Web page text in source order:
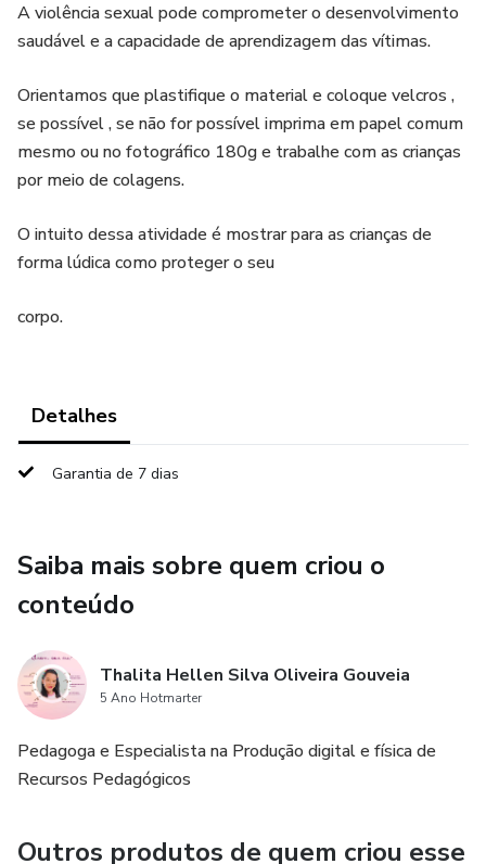
A violência sexual pode comprometer o desenvolvimento
saudável e a capacidade de aprendizagem das vítimas.
Orientamos que plastifique o material e coloque velcros ,
se possível , se não for possível imprima em papel comum
mesmo ou no fotográfico 180g e trabalhe com as crianças
por meio de colagens.
O intuito dessa atividade é mostrar para as crianças de
forma lúdica como proteger o seu
corpo.
Detalhes
Garantia de 7 dias
Saiba mais sobre quem criou o
conteúdo
Thalita Hellen Silva Oliveira Gouveia
5 Ano Hotmarter
Pedagoga e Especialista na Produção digital e física de
Recursos Pedagógicos
Outros produtos de quem criou esse